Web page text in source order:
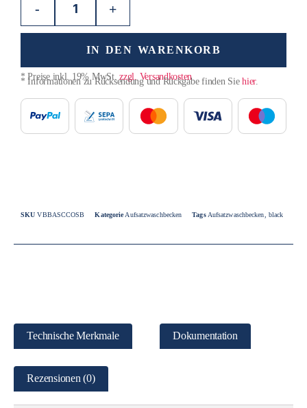
- +
IN DEN WARENKORB
* Preise inkl. 19% MwSt.zzgl. Versandkosten
* Informationen zu Rücksendung und Rückgabe finden Siehier.
SKUVBBASCCOSB Kategorie Aufsatzwaschbecken Tags Aufsatzwaschbecken black
Technische Merkmale Dokumentation
Rezensionen (0)